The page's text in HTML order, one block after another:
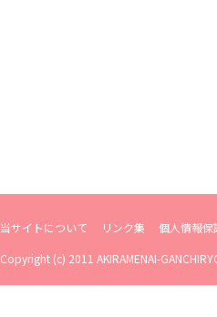
当サイトについて リンク集 個人情報保
Copyright (c) 2011 AKIRAMENAI-